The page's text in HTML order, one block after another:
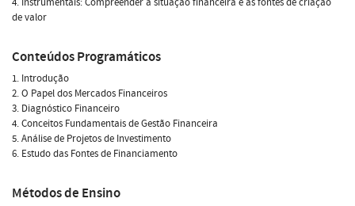
de valor
Conteúdos Programáticos
1. Introdução
2. O Papel dos Mercados Financeiros
3. Diagnóstico Financeiro
4. Conceitos Fundamentais de Gestão Financeira
5. Análise de Projetos de Investimento
6. Estudo das Fontes de Financiamento
Métodos de Ensino